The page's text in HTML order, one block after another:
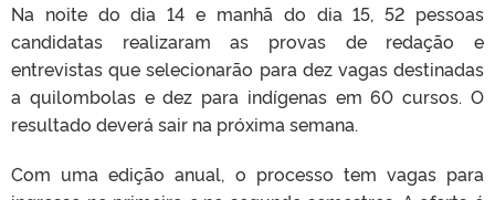
Na noite do dia 14 e manhã do dia 15, 52 pessoas
candidatas realizaram as provas de redação e
entrevistas que selecionarão para dez vagas destinadas
a quilombolas e dez para indígenas em 60 cursos. O
resultado deverá sair na próxima semana.
Com uma edição anual, o processo tem vagas para